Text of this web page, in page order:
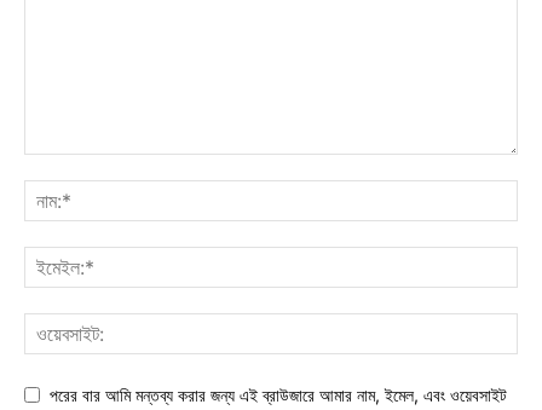
পরের বার আমি মন্তব্য করার জন্য এই ব্রাউজারে আমার নাম, ইমেল, এবং ওয়েবসাইট